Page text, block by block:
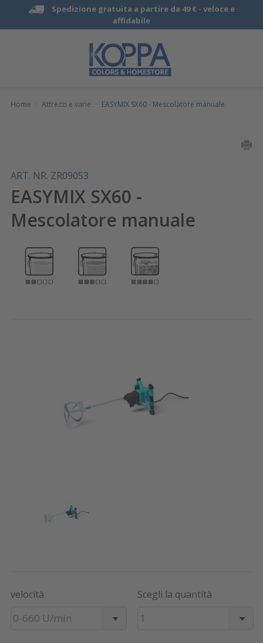
Spedizione gratuita a partire da 49 € - veloce e
affidabile
Home · Attrezzi e varie · EASYMIX SX60 - Mescolatore manuale
ART. NR. ZR09053
EASYMIX SX60 -
Mescolatore manuale
velocità
0-660 U/min
Scegli la quantità
1